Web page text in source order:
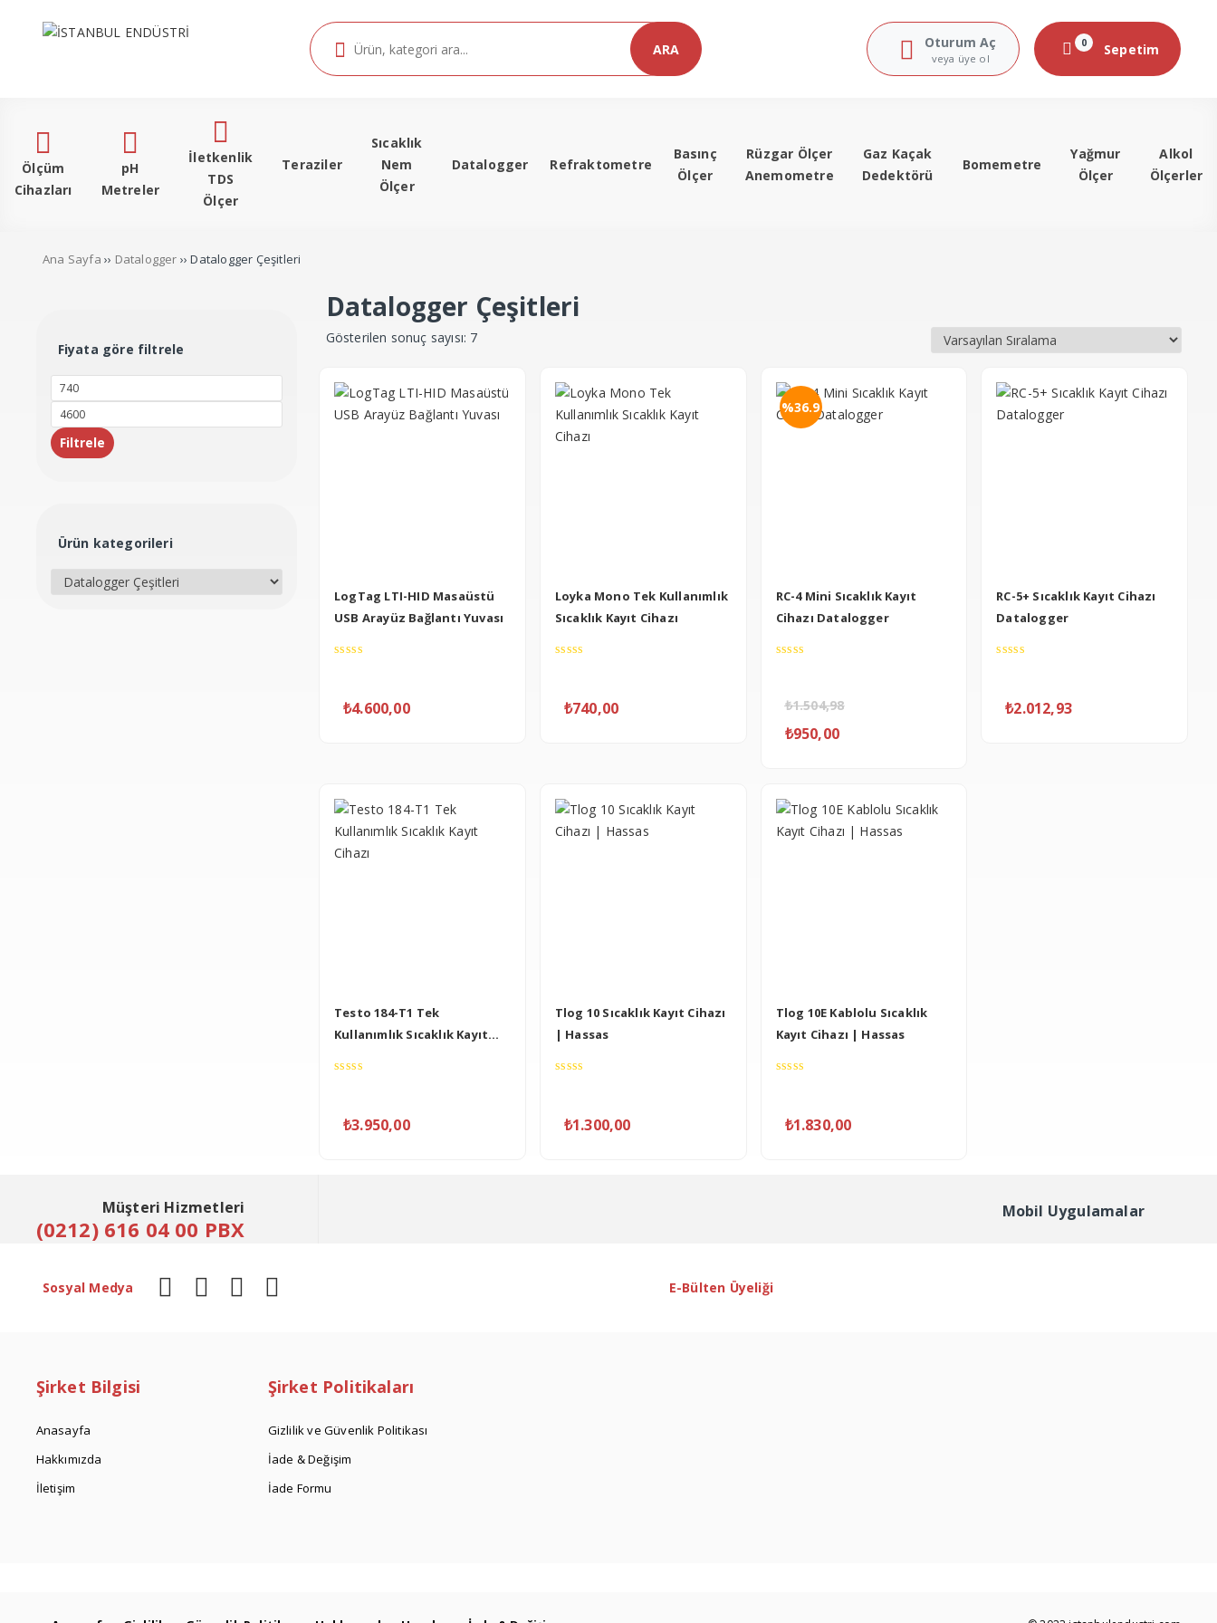
ARA Oturum Aç
veya üye ol
0 Sepetim
Ölçüm
Cihazları
pH
Metreler
İletkenlik
TDS
Ölçer
Teraziler
Sıcaklık
Nem
Ölçer
Datalogger Refraktometre
Basınç
Ölçer
Rüzgar Ölçer
Anemometre
Gaz Kaçak
Dedektörü
Bomemetre
Yağmur
Ölçer
Alkol
Ölçerler
Ana Sayfa ›› Datalogger ›› Datalogger Çeşitleri
Fiyata göre filtrele
En
düşük
fiyat
En
yüksek
Filtrele
Ürün kategorileri
Datalogger Çeşitleri
Gösterilen sonuç sayısı: 7
LogTag LTI-HID Masaüstü
USB Arayüz Bağlantı Yuvası
₺4.600,00
Loyka Mono Tek Kullanımlık
Sıcaklık Kayıt Cihazı
₺740,00
RC-4 Mini Sıcaklık Kayıt
Cihazı Datalogger
₺1.504,98
₺950,00
%36.9
RC-5+ Sıcaklık Kayıt Cihazı
Datalogger
₺2.012,93
Testo 184-T1 Tek
Kullanımlık Sıcaklık Kayıt
₺3.950,00
Tlog 10 Sıcaklık Kayıt Cihazı
| Hassas
₺1.300,00
Tlog 10E Kablolu Sıcaklık
Kayıt Cihazı | Hassas
₺1.830,00
Müşteri Hizmetleri
(0212) 616 04 00 PBX
Mobil Uygulamalar
Sosyal Medya E-Bülten Üyeliği
Şirket Bilgisi
Anasayfa
Hakkımızda
İletişim
Şirket Politikaları
Gizlilik ve Güvenlik Politikası
İade & Değişim
İade Formu